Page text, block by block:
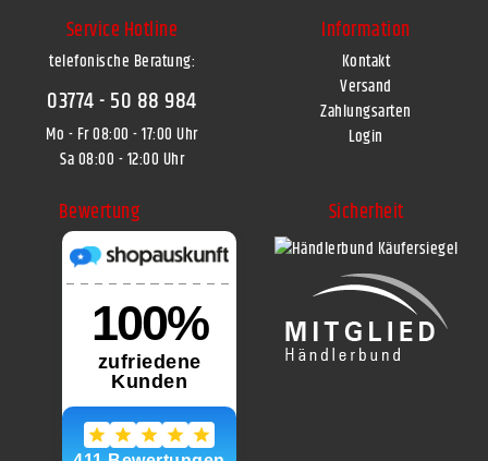
Service Hotline
telefonische Beratung:
03774 - 50 88 984
Mo - Fr 08:00 - 17:00 Uhr
Sa 08:00 - 12:00 Uhr
Information
Kontakt
Versand
Zahlungsarten
Login
Bewertung Sicherheit